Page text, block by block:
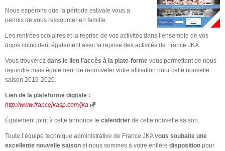
Nous espérons que la période estivale vous a
permis de vous ressourcer en famille.
Les rentrées scolaires et la reprise de vos activités dans l’ensemble de vos
dojos coïncident également avec la reprise des activités de France JKA.
Vous trouverez dans le lien l’accès à la plate-forme vous permettant de nous
rejoindre mais également de renouveler votre affiliation pour cette nouvelle
saison 2019-2020.
Lien de la plateforme digitale :
http://www.francejkasp.com/jka
Également joint à cette annonce le calendrier de cette nouvelle saison.
Toute l’équipe technique administrative de France JKAvous souhaite une
excellente nouvelle saison et nous sommes à votre entière disposition pour